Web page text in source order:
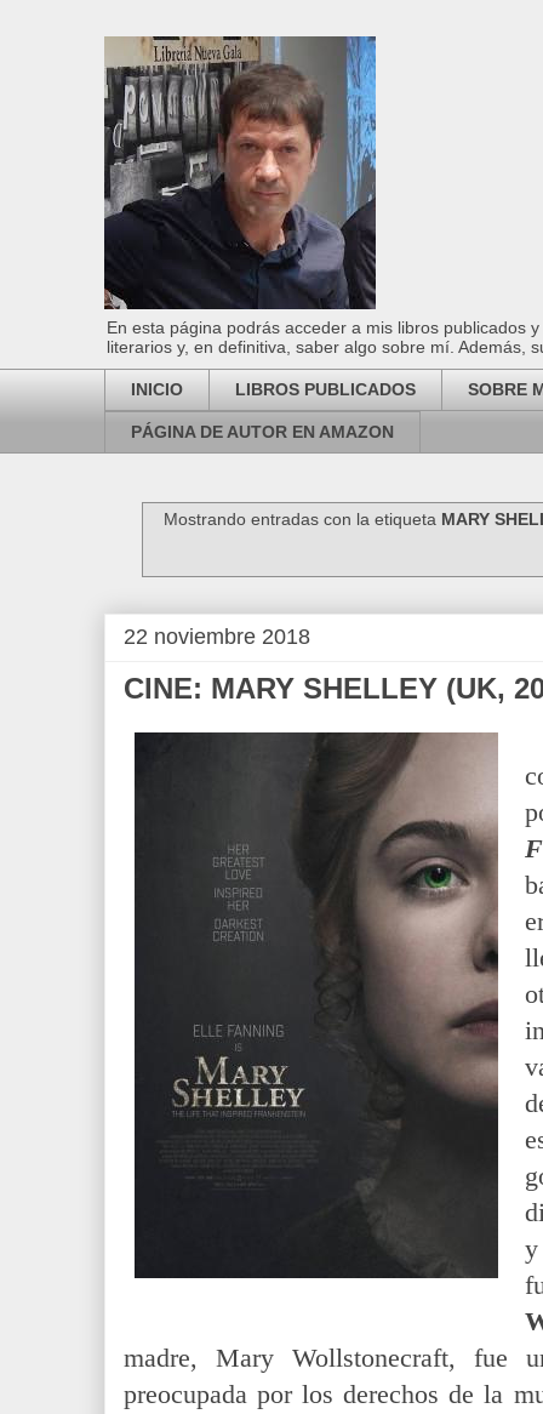
En esta página podrás acceder a mis libros publicados
literarios y, en definitiva, saber algo sobre mí. Además,
INICIO LIBROS PUBLICADOS SOBRE
PÁGINA DE AUTOR EN AMAZON
Mostrando entradas con la etiqueta MARY
22 noviembre 2018
CINE: MARY SHELLEY (UK,
madre, Mary Wollstonecraft, fue
preocupada por los derechos de la